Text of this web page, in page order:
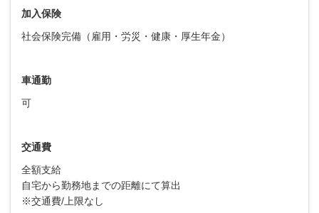
加入保険
社会保険完備（雇用・労災・健康・厚生年金）
車通勤
可
交通費
全額支給
自宅から勤務地までの距離にて算出
※交通費/上限なし